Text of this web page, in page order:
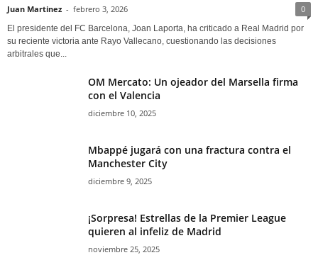
Juan Martinez - febrero 3, 2026 0
El presidente del FC Barcelona, Joan Laporta, ha criticado a Real Madrid por
su reciente victoria ante Rayo Vallecano, cuestionando las decisiones
arbitrales que...
OM Mercato: Un ojeador del Marsella firma
con el Valencia
diciembre 10, 2025
Mbappé jugará con una fractura contra el
Manchester City
diciembre 9, 2025
¡Sorpresa! Estrellas de la Premier League
quieren al infeliz de Madrid
noviembre 25, 2025